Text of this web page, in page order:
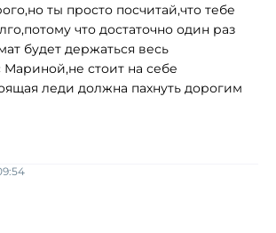
ты просто посчитай,что тебе
что достаточно один раз
будет держаться весь
Мариной,не стоит на себе
леди должна пахнуть дорогим